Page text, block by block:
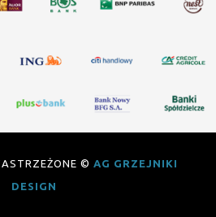
© AG GRZEJNIKI
DESIGN